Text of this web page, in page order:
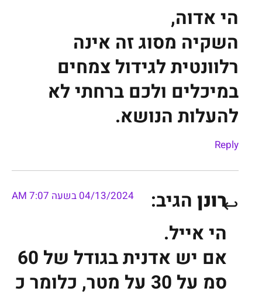
הי אדוה,
השקיה מסוג זה אינה
רלוונטית לגידול צמחים
במיכלים ולכם ברחתי לא
להעלות הנושא.
Reply
רונן הגיב: 04/13/2024 בשעה 7:07 AM
הי אייל.
אם יש אדנית בגודל של 60
סמ על 30 על מטר, כלומר כ